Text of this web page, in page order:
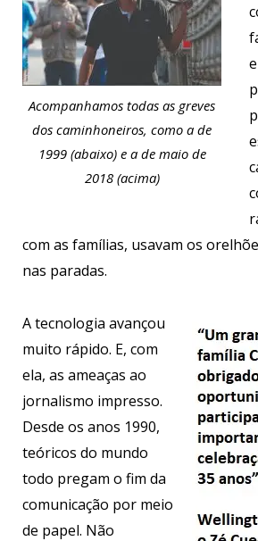
Acompanhamos todas as greves
dos caminhoneiros, como a de
1999 (abaixo) e a de maio de
2018 (acima)
com as famílias, usavam os
nas paradas.
A tecnologia avançou
muito rápido. E, com
ela, as ameaças ao
jornalismo impresso.
Desde os anos 1990,
teóricos do mundo
todo pregam o fim da
comunicação por meio
de papel. Não